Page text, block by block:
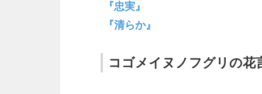
『忠実』
『清らか』
コゴメイヌノフグリの花